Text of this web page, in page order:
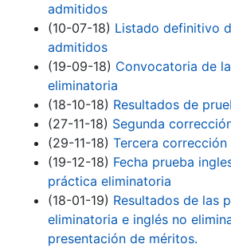
admitidos
(10-07-18) Listado definitivo
admitidos
(19-09-18) Convocatoria de
eliminatoria
(18-10-18) Resultados de
(27-11-18) Segunda
(29-11-18) Tercera corrección
(19-12-18) Fecha prueba
práctica eliminatoria
(18-01-19) Resultados de las
eliminatoria e inglés no
presentación de méritos.